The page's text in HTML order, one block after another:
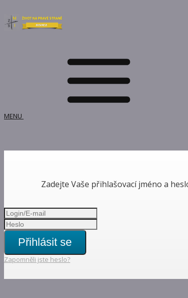
MENU
Zadejte Vaše přihlašovací jméno a
Přihlásit se
Zapomněli jste heslo?